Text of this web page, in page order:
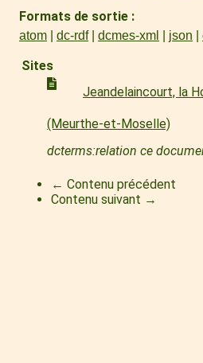
Formats de sortie
atom dc-rdf dcmes-xml json
Sites
Jeandelaincourt, la
(Meurthe-et-Moselle)
dcterms:relation ce
← Contenu précédent
Contenu suivant →